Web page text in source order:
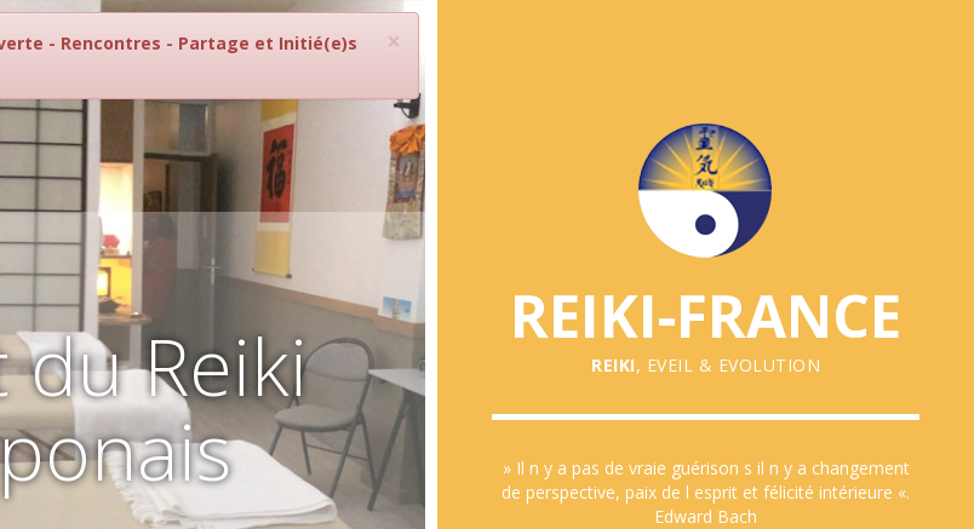
×
- Rencontres - Partage et Initié(e)s
du Reiki
REIKI-FRANCE
REIKI, EVEIL & EVOLUTION
» Il n y a pas de vraie guérison s il n y a changement
de perspective, paix de l esprit et félicité intérieure «.
Edward Bach